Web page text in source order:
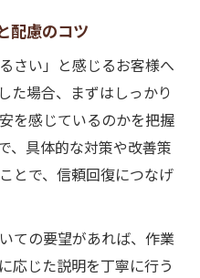
配慮のコツ
さい」と感じるお客様へ
た場合、まずはしっかり
を感じているのかを把握
、具体的な対策や改善策
とで、信頼回復につなげ
ての要望があれば、作業
応じた説明を丁寧に行う